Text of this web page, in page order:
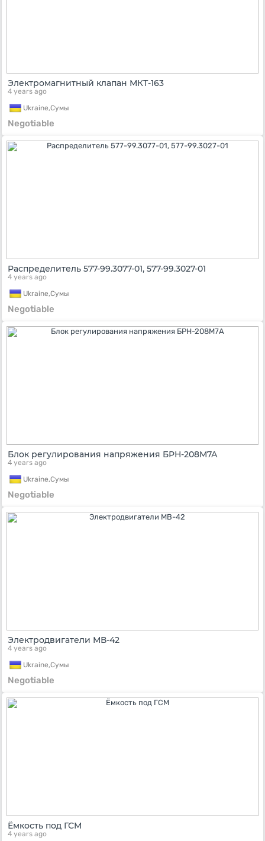
Электромагнитный клапан МКТ-163
4 years ago
Ukraine,Сумы
Negotiable
Распределитель 577-99.3077-01, 577-99.3027-01
4 years ago
Ukraine,Сумы
Negotiable
Блок регулирования напряжения БРН-208М7А
4 years ago
Ukraine,Сумы
Negotiable
Электродвигатели МВ-42
4 years ago
Ukraine,Сумы
Negotiable
Ёмкость под ГСМ
4 years ago